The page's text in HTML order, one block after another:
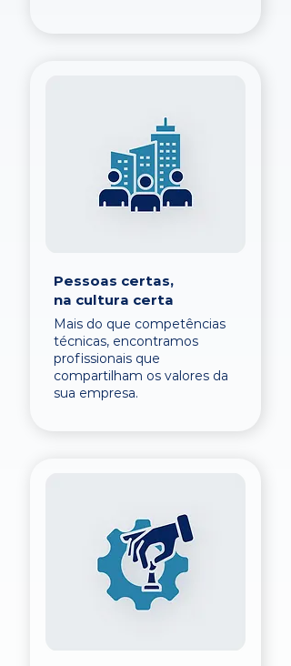
Pessoas certas,
na cultura certa
Mais do que competências
técnicas, encontramos
profissionais que
compartilham os valores da
sua empresa.